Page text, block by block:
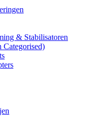
& Stabilisatoren
Categorised)